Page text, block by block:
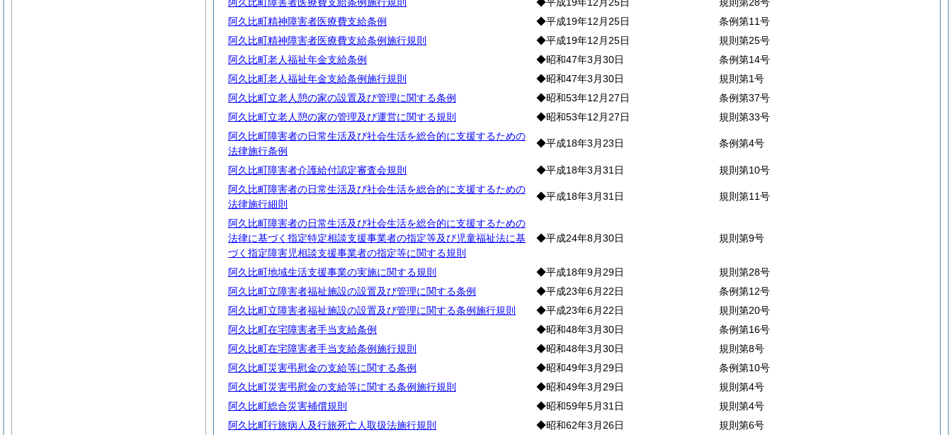
阿久比町精神障害者医療費支給条例
◆平成19年12月25日
条例第11号
阿久比町精神障害者医療費支給条例施行規則
◆平成19年12月25日
規則第25号
阿久比町老人福祉年金支給条例
◆昭和47年3月30日
条例第14号
阿久比町老人福祉年金支給条例施行規則
◆昭和47年3月30日
規則第1号
阿久比町立老人憩の家の設置及び管理に関する条例
◆昭和53年12月27日
条例第37号
阿久比町立老人憩の家の管理及び運営に関する規則
◆昭和53年12月27日
規則第33号
阿久比町障害者の日常生活及び社会生活を総合的に支援するための
法律施行条例
◆平成18年3月23日 条例第4号
阿久比町障害者介護給付認定審査会規則 ◆平成18年3月31日
規則第10号
阿久比町障害者の日常生活及び社会生活を総合的に支援するための
法律施行細則
◆平成18年3月31日 規則第11号
阿久比町障害者の日常生活及び社会生活を総合的に支援するための
法律に基づく指定特定相談支援事業者の指定等及び児童福祉法に基
づく指定障害児相談支援事業者の指定等に関する規則
◆平成24年8月30日 規則第9号
阿久比町地域生活支援事業の実施に関する規則 ◆平成18年9月29日
規則第28号
阿久比町立障害者福祉施設の設置及び管理に関する条例
◆平成23年6月22日
条例第12号
阿久比町立障害者福祉施設の設置及び管理に関する条例施行規則
◆平成23年6月22日
規則第20号
阿久比町在宅障害者手当支給条例
◆昭和48年3月30日
条例第16号
阿久比町在宅障害者手当支給条例施行規則
◆昭和48年3月30日
規則第8号
阿久比町災害弔慰金の支給等に関する条例
◆昭和49年3月29日
条例第10号
阿久比町災害弔慰金の支給等に関する条例施行規則
◆昭和49年3月29日
規則第4号
阿久比町総合災害補償規則
◆昭和59年5月31日
規則第4号
阿久比町行旅病人及行旅死亡人取扱法施行規則
◆昭和62年3月26日 規則第6号